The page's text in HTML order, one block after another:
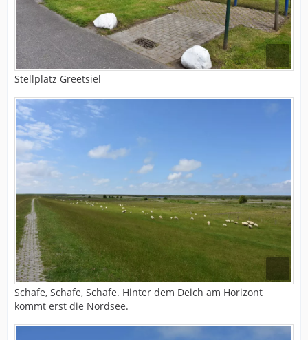
Stellplatz Greetsiel
Schafe, Schafe, Schafe. Hinter dem Deich am Horizont
kommt erst die Nordsee.